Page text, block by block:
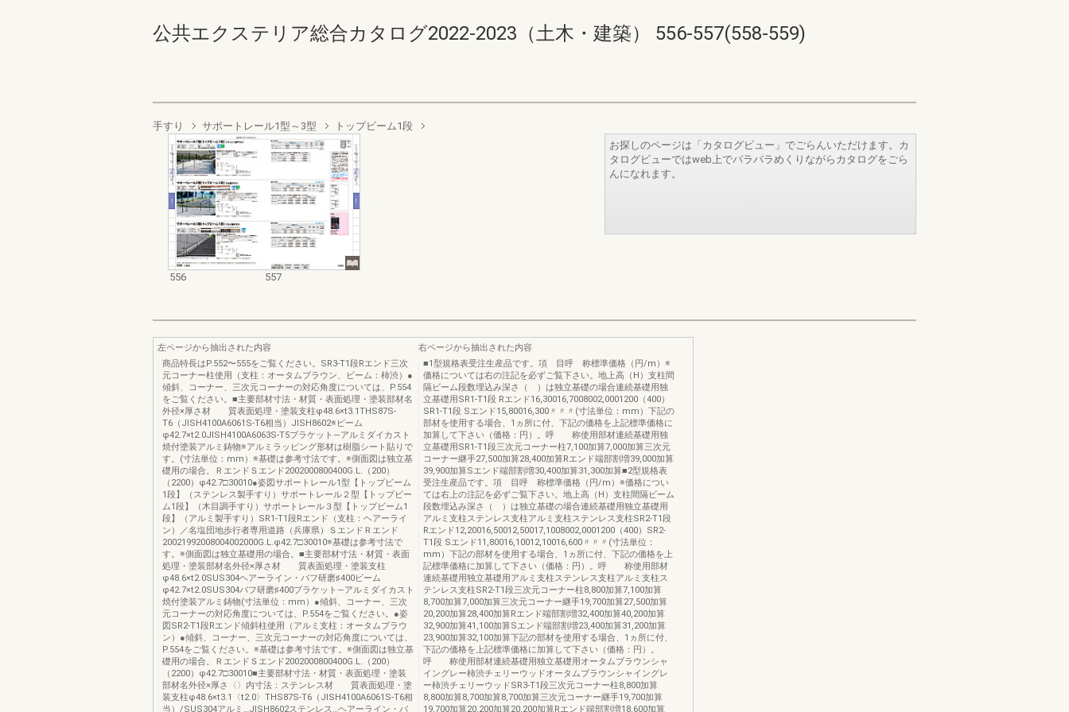
公共エクステリア総合カタログ2022-2023（土木・建築） 556-557(558-559)
手すり サポートレール1型～3型 トップビーム1段
556 557
お探しのページは「カタログビュー」でごらんいただけます。カ
タログビューではweb上でパラパラめくりながらカタログをごら
んになれます。
左ページから抽出された内容
商品特長はP.552〜555をご覧ください。SR3-T1段Rエンド三次
元コーナー柱使用（支柱：オータムブラウン、ビーム：柿渋）●
傾斜、コーナー、三次元コーナーの対応角度については、P.554
をご覧ください。■主要部材寸法・材質・表面処理・塗装部材名
外径×厚さ材 質表面処理・塗装支柱φ48.6×t3.1THS87S-
T6（JISH4100A6061S-T6相当）JISH8602※ビーム
φ42.7×t2.0JISH4100A6063S-T5ブラケット—アルミダイカスト
焼付塗装アルミ鋳物※アルミラッピング形材は樹脂シート貼りで
す。(寸法単位：mm）※基礎は参考寸法です。※側面図は独立基
礎用の場合。ＲエンドＳエンド2002000800400G.L.（200）
（2200）φ42.7□30010●姿図サポートレール1型【トップビーム
1段】（ステンレス製手すり）サポートレール２型【トップビー
ム1段】（木目調手すり）サポートレール３型【トップビーム1
段】（アルミ製手すり）SR1-T1段Rエンド（支柱：ヘアーライ
ン）／名塩団地歩行者専用道路（兵庫県）ＳエンドＲエンド
20021992008004002000G.L.φ42.7□30010※基礎は参考寸法で
す。※側面図は独立基礎用の場合。■主要部材寸法・材質・表面
処理・塗装部材名外径×厚さ材 質表面処理・塗装支柱
φ48.6×t2.0SUS304ヘアーライン・バフ研磨♯400ビーム
φ42.7×t2.0SUS304バフ研磨♯400ブラケット—アルミダイカスト
焼付塗装アルミ鋳物(寸法単位：mm）●傾斜、コーナー、三次
元コーナーの対応角度については、P.554をご覧ください。●姿
図SR2-T1段Rエンド傾斜柱使用（アルミ支柱：オータムブラウ
ン）●傾斜、コーナー、三次元コーナーの対応角度については、
P.554をご覧ください。※基礎は参考寸法です。※側面図は独立基
礎用の場合。ＲエンドＳエンド2002000800400G.L.（200）
（2200）φ42.7□30010■主要部材寸法・材質・表面処理・塗装
部材名外径×厚さ〈〉内寸法：ステンレス材 質表面処理・塗
装支柱φ48.6×t3.1〈t2.0〉THS87S-T6（JISH4100A6061S-T6相
当）/SUS304アルミ…JISH8602ステンレス…ヘアーライン・バ
右ページから抽出された内容
■1型規格表受注生産品です。項 目呼 称標準価格（円/m）※
価格については右の注記を必ずご覧下さい。地上高（H）支柱間
隔ビーム段数埋込み深さ（ ）は独立基礎の場合連続基礎用独
立基礎用SR1-T1段 Rエンド16,30016,7008002,0001200（400）
SR1-T1段 Sエンド15,80016,300〃〃〃(寸法単位：mm）下記の
部材を使用する場合、1ヵ所に付、下記の価格を上記標準価格に
加算して下さい（価格：円）。呼 称使用部材連続基礎用独
立基礎用SR1-T1段三次元コーナー柱7,100加算7,000加算三次元
コーナー継手27,500加算28,400加算Rエンド端部割増39,000加算
39,900加算Sエンド端部割増30,400加算31,300加算■2型規格表
受注生産品です。項 目呼 称標準価格（円/m）※価格につい
ては右上の注記を必ずご覧下さい。地上高（H）支柱間隔ビーム
段数埋込み深さ（ ）は独立基礎の場合連続基礎用独立基礎用
アルミ支柱ステンレス支柱アルミ支柱ステンレス支柱SR2-T1段
Rエンド12,20016,50012,50017,1008002,0001200（400）SR2-
T1段 Sエンド11,80016,10012,10016,600〃〃〃(寸法単位：
mm）下記の部材を使用する場合、1ヵ所に付、下記の価格を上
記標準価格に加算して下さい（価格：円）。呼 称使用部材
連続基礎用独立基礎用アルミ支柱ステンレス支柱アルミ支柱ス
テンレス支柱SR2-T1段三次元コーナー柱8,800加算7,100加算
8,700加算7,000加算三次元コーナー継手19,700加算27,500加算
20,200加算28,400加算Rエンド端部割増32,400加算40,200加算
32,900加算41,100加算Sエンド端部割増23,400加算31,200加算
23,900加算32,100加算下記の部材を使用する場合、1ヵ所に付、
下記の価格を上記標準価格に加算して下さい（価格：円）。
呼 称使用部材連続基礎用独立基礎用オータムブラウンシャ
イングレー柿渋チェリーウッドオータムブラウンシャイングレ
ー柿渋チェリーウッドSR3-T1段三次元コーナー柱8,800加算
8,800加算8,700加算8,700加算三次元コーナー継手19,700加算
19,700加算20,200加算20,200加算Rエンド端部割増18,600加算